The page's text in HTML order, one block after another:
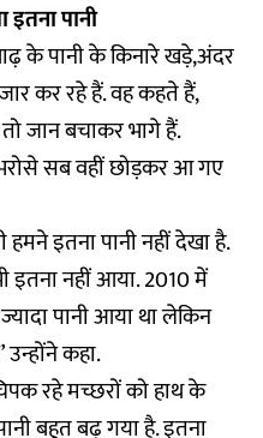
इतना पानी
के पानी के किनारे खड़े,अंदर
कर रहे हैं. वह कहते हैं,
जान बचाकर भागे हैं.
सब वहीं छोड़कर आ गए
इतना पानी नहीं देखा है.
इतना नहीं आया. 2010 में
पानी आया था लेकिन
कहा.
रहे मच्छरों को हाथ के
बहुत बढ़ गया है. इतना